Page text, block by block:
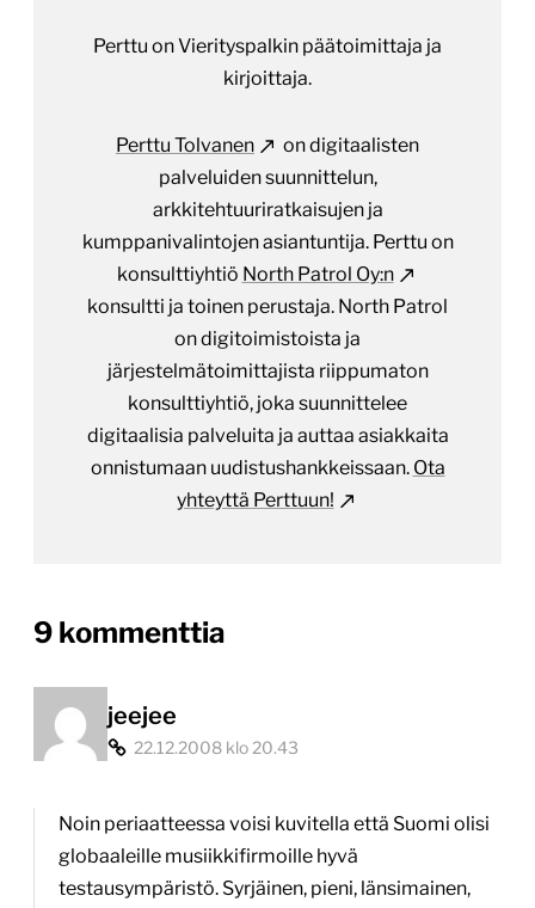
Perttu on Vierityspalkin päätoimittaja ja
kirjoittaja.
Perttu Tolvanen
on digitaalisten
palveluiden suunnittelun,
arkkitehtuuriratkaisujen ja
kumppanivalintojen asiantuntija. Perttu on
konsulttiyhtiö North Patrol Oy:n
konsultti ja toinen perustaja. North Patrol
on digitoimistoista ja
järjestelmätoimittajista riippumaton
konsulttiyhtiö, joka suunnittelee
digitaalisia palveluita ja auttaa asiakkaita
onnistumaan uudistushankkeissaan. Ota
yhteyttä Perttuun!
9 kommenttia
sudenkuopat”
jeejee
22.12.2008 klo 20.43
Noin periaatteessa voisi kuvitella että Suomi olisi
globaaleille musiikkifirmoille hyvä
testausympäristö. Syrjäinen, pieni, länsimainen,